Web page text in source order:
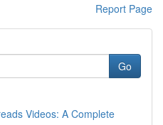
Report Page
Go
Videos: A Complete